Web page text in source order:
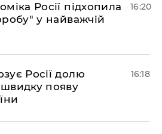
Росії підхопила
у найважчій
16:20
Росії долю
появу
16:18